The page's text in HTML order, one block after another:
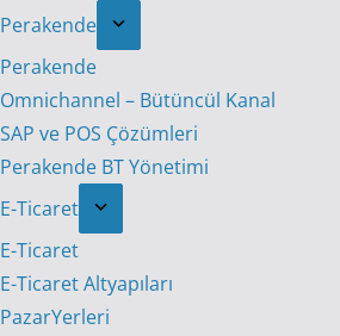
Perakende
Perakende
Omnichannel – Bütüncül Kanal
SAP ve POS Çözümleri
Perakende BT Yönetimi
E-Ticaret
E-Ticaret
E-Ticaret Altyapıları
PazarYerleri